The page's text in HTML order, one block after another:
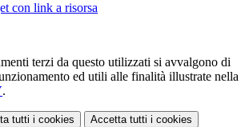
con link a risorsa
terzi da questo utilizzati si avvalgono di
ed utili alle finalità illustrate nella
.
tutti i cookies Accetta tutti i cookies